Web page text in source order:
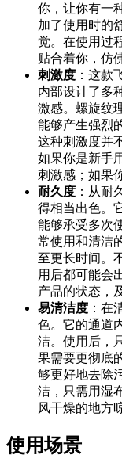
你，让你有一
加了使用时的
觉。在使用过
贴合着你，仿
刺激度 ：这款
内部设计了多
激感。螺旋纹
能够产生强烈
这种刺激度并
如果你是新手
刺激感；如果
耐久度 ：从耐
得相当出色。
能够承受多次
常使用和清洁
至更长时间。
用后都可能会
产品的状态，
易清洁度 ：在
色。它的通道
洁。使用后，
果需要更彻底
够更好地去除
洁，只需用湿
风干燥的地方
使用场景